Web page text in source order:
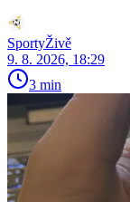
SportyŽivě
9. 8. 2026, 18:29
3 min